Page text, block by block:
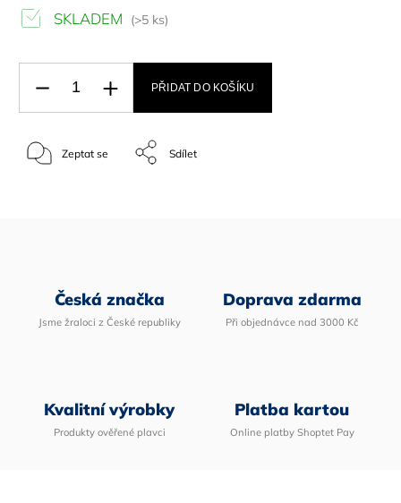
SKLADEM (>5 ks)
PŘIDAT DO KOŠÍKU
Zeptat se Sdílet
Česká značka
Jsme žraloci z České republiky
Doprava zdarma
Při objednávce nad 3000 Kč
Kvalitní výrobky
Produkty ověřené plavci
Platba kartou
Online platby Shoptet Pay